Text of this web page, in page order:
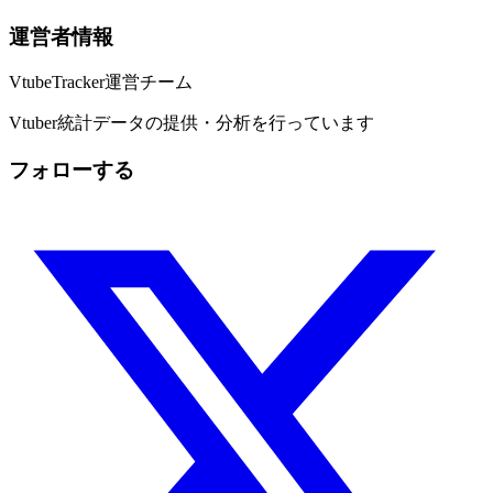
運営者情報
VtubeTracker運営チーム
Vtuber統計データの提供・分析を行っています
フォローする